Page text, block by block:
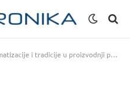
i tradicije u proizvodnji pršute kompanije HANDL TYROL